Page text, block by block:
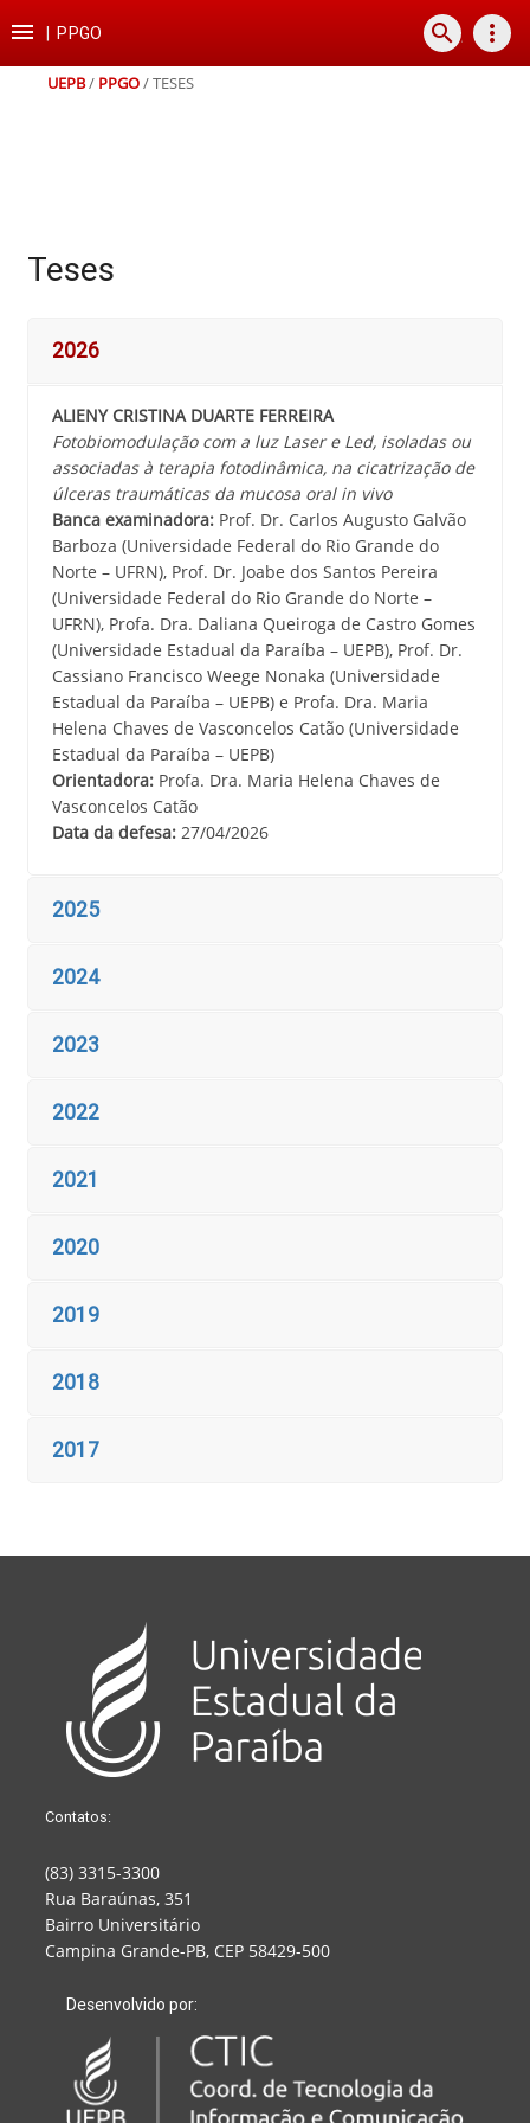
para
conteúdo
para
para
para
rodapé
 PPGO search more_vert
UEPB/ PPGO/TESES
Teses
2026
ALIENY CRISTINA DUARTE FERREIRA
Fotobiomodulação com a luz Laser e Led, isoladas ou
associadas à terapia fotodinâmica, na cicatrização de
úlceras traumáticas da mucosa oral in vivo
Banca examinadora: Prof. Dr. Carlos Augusto Galvão
Barboza (Universidade Federal do Rio Grande do
Norte – UFRN), Prof. Dr. Joabe dos Santos Pereira
(Universidade Federal do Rio Grande do Norte –
UFRN), Profa. Dra. Daliana Queiroga de Castro Gomes
(Universidade Estadual da Paraíba – UEPB), Prof. Dr.
Cassiano Francisco Weege Nonaka (Universidade
Estadual da Paraíba – UEPB) e Profa. Dra. Maria
Helena Chaves de Vasconcelos Catão (Universidade
Estadual da Paraíba – UEPB)
Orientadora: Profa. Dra. Maria Helena Chaves de
Vasconcelos Catão
Data da defesa: 27/04/2026
2025
2024
2023
2022
2021
2020
2019
2018
2017
Contatos:
(83) 3315-3300
Rua Baraúnas, 351
Bairro Universitário
Campina Grande-PB, CEP 58429-500
Desenvolvido por: